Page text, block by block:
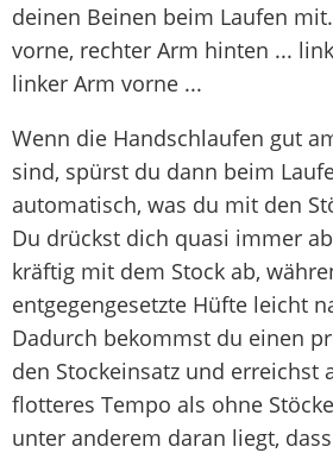
deinen Beinen beim Laufen
vorne, rechter Arm hinten ...
linker Arm vorne ...
Wenn die Handschlaufen gut
sind, spürst du dann beim
automatisch, was du mit den
Du drückst dich quasi immer
kräftig mit dem Stock ab,
entgegengesetzte Hüfte leicht
Dadurch bekommst du einen
den Stockeinsatz und erreichst
flotteres Tempo als ohne
unter anderem daran liegt,